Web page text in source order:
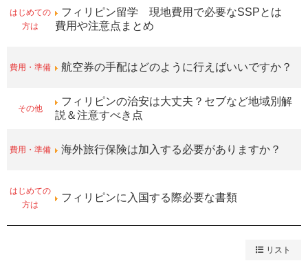
はじめての
方は
フィリピン留学 現地費用で必要なSSPとは
費用や注意点まとめ
費用・準備 航空券の手配はどのように行えばいいですか？
その他
フィリピンの治安は大丈夫？セブなど地域別解
説＆注意すべき点
費用・準備 海外旅行保険は加入する必要がありますか？
はじめての
方は
フィリピンに入国する際必要な書類
リスト